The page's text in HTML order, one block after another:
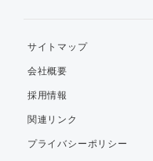
サイトマップ
会社概要
採用情報
関連リンク
プライバシーポリシー